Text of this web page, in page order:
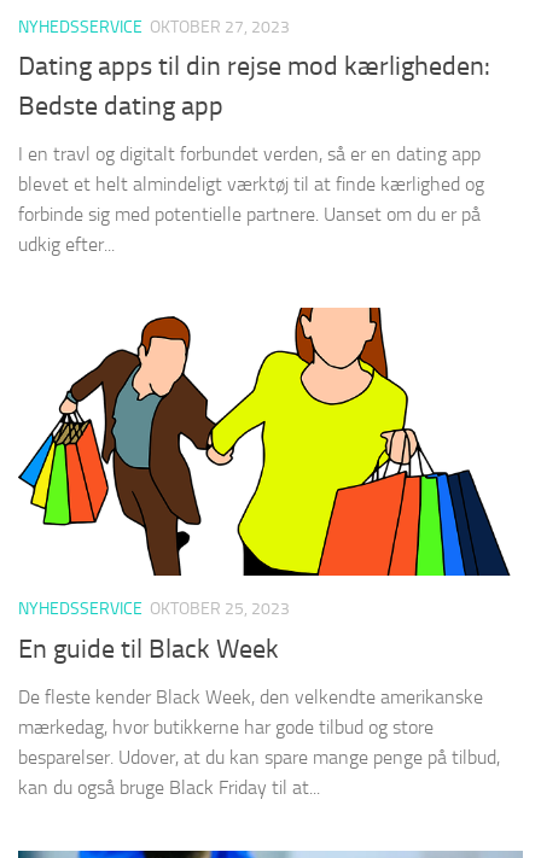
NYHEDSSERVICE OKTOBER 27, 2023
Dating apps til din rejse mod kærligheden:
Bedste dating app
I en travl og digitalt forbundet verden, så er en dating app
blevet et helt almindeligt værktøj til at finde kærlighed og
forbinde sig med potentielle partnere. Uanset om du er på
udkig efter...
NYHEDSSERVICE OKTOBER 25, 2023
En guide til Black Week
De fleste kender Black Week, den velkendte amerikanske
mærkedag, hvor butikkerne har gode tilbud og store
besparelser. Udover, at du kan spare mange penge på tilbud,
kan du også bruge Black Friday til at...